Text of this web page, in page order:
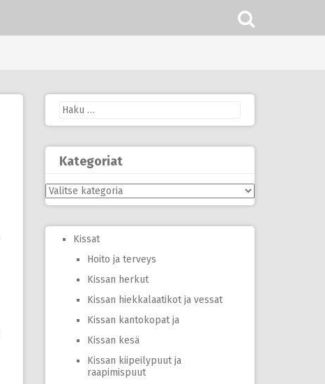
Haku:
Kategoriat
Kategoriat
Kissat
Hoito ja terveys
Kissan herkut
Kissan hiekkalaatikot ja vessat
Kissan kantokopat ja
Kissan kesä
Kissan kiipeilypuut ja
raapimispuut